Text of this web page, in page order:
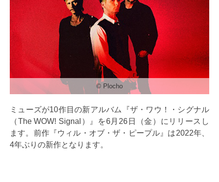
©︎ Plocho
ミューズが10作目の新アルバム『ザ・ワウ！・シグナル
（The WOW! Signal）』を6月26日（金）にリリースし
ます。前作『ウィル・オブ・ザ・ピープル』は2022年、
4年ぶりの新作となります。